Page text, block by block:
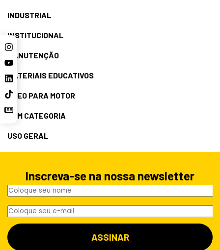
INDUSTRIAL
INSTITUCIONAL
MANUTENÇÃO
MATERIAIS EDUCATIVOS
ÓLEO PARA MOTOR
SEM CATEGORIA
USO GERAL
Inscreva-se na nossa newsletter